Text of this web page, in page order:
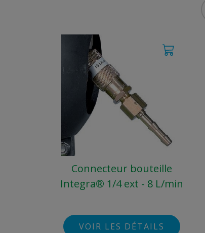
Connecteur bouteille
Integra® 1/4 ext - 8 L/min
VOIR LES DÉTAILS